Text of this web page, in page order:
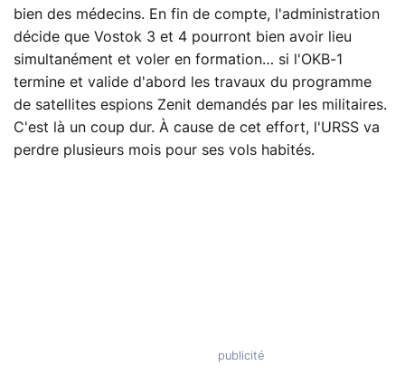
bien des médecins. En fin de compte, l'administration
décide que Vostok 3 et 4 pourront bien avoir lieu
simultanément et voler en formation… si l'OKB-1
termine et valide d'abord les travaux du programme
de satellites espions Zenit demandés par les militaires.
C'est là un coup dur. À cause de cet effort, l'URSS va
perdre plusieurs mois pour ses vols habités.